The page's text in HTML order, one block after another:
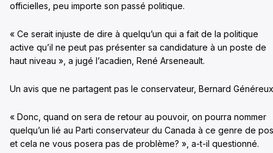
officielles, peu importe son passé politique.
« Ce serait injuste de dire à quelqu’un qui a fait de la politique
active qu’il ne peut pas présenter sa candidature à un poste de
haut niveau », a jugé l’acadien, René Arseneault.
Un avis que ne partagent pas le conservateur, Bernard
« Donc, quand on sera de retour au pouvoir, on pourra nommer
quelqu’un lié au Parti conservateur du Canada à ce genre de
et cela ne vous posera pas de problème? », a-t-il questionné.